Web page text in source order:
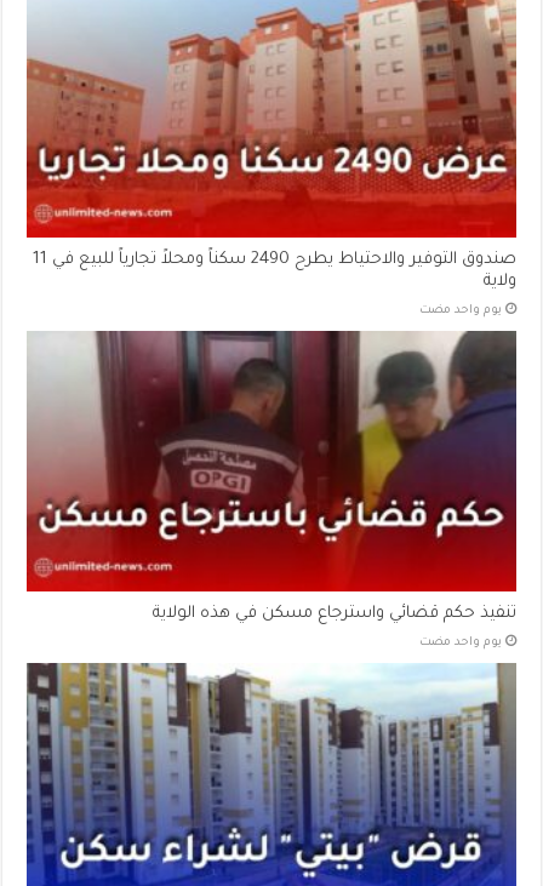
صندوق التوفير والاحتياط يطرح 2490 سكناً ومحلاً تجارياً للبيع في 11
ولاية
‏يوم واحد مضت
تنفيذ حكم قضائي واسترجاع مسكن في هذه الولاية
‏يوم واحد مضت